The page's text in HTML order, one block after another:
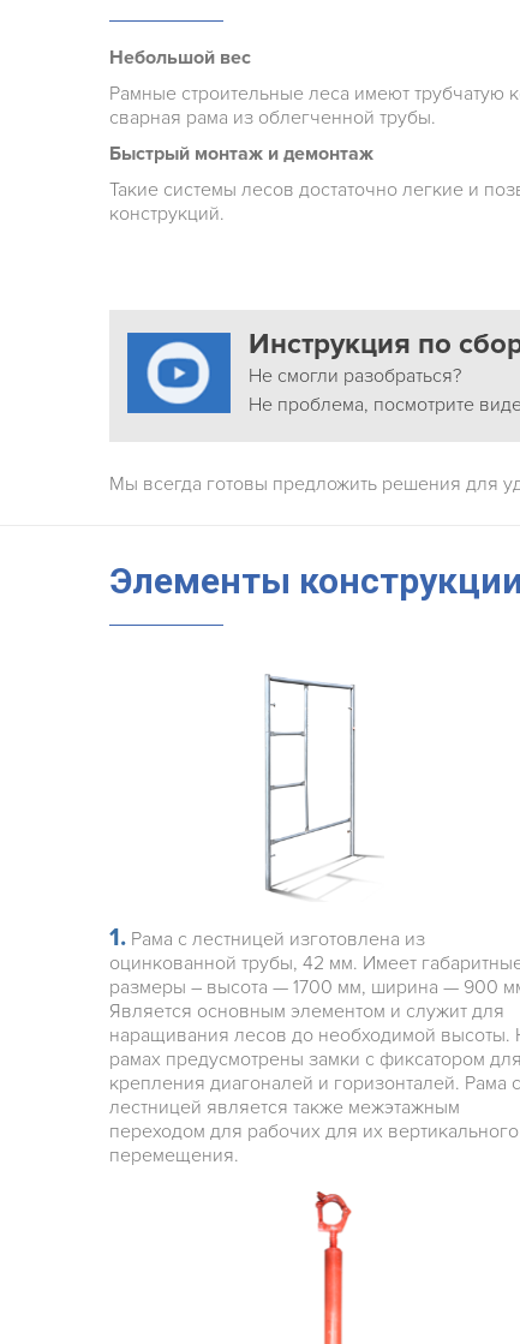
Небольшой вес
Рамные строительные леса имеют трубчатую
сварная рама из облегченной трубы.
Быстрый монтаж и демонтаж
Такие системы лесов достаточно легкие и
конструкций.
Инструкция по
Не смогли разобраться?
Не проблема, посмотрите
Мы всегда готовы предложить решения для
Элементы конструкции
1. Рама с лестницей изготовлена из
оцинкованной трубы, 42 мм. Имеет
размеры – высота — 1700 мм, ширина — 900
Является основным элементом и служит для
наращивания лесов до необходимой высоты.
рамах предусмотрены замки с фиксатором для
крепления диагоналей и горизонталей. Рама с
лестницей является также межэтажным
переходом для рабочих для их вертикального
перемещения.